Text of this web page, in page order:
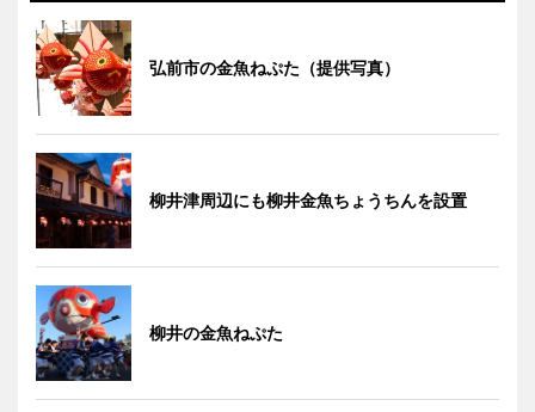
弘前市の金魚ねぷた（提供写真）
柳井津周辺にも柳井金魚ちょうちんを設置
柳井の金魚ねぷた